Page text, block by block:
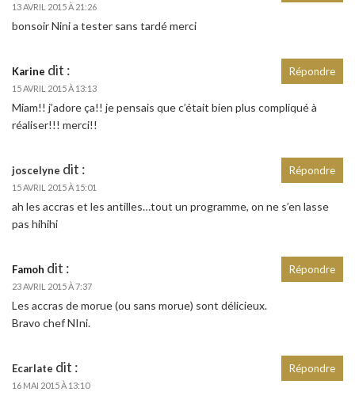
13 AVRIL 2015 À 21:26
bonsoir Nini a tester sans tardé merci
Karine dit :
15 AVRIL 2015 À 13:13
Miam!! j’adore ça!! je pensais que c’était bien plus compliqué à
réaliser!!! merci!!
Répondre
joscelyne dit :
15 AVRIL 2015 À 15:01
ah les accras et les antilles…tout un programme, on ne s’en lasse
pas hihihi
Répondre
Famoh dit :
23 AVRIL 2015 À 7:37
Les accras de morue (ou sans morue) sont délicieux.
Bravo chef NIni.
Répondre
Ecarlate dit :
16 MAI 2015 À 13:10
Répondre